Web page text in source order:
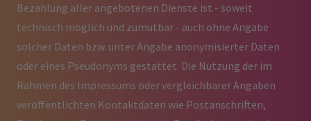
Bezahlung aller angebotenen Dienste ist - soweit
technisch möglich und zumutbar - auch ohne Angabe
solcher Daten bzw. unter Angabe anonymisierter Daten
oder eines Pseudonyms gestattet. Die Nutzung der im
Rahmen des Impressums oder vergleichbarer Angaben
veröffentlichten Kontaktdaten wie Postanschriften,